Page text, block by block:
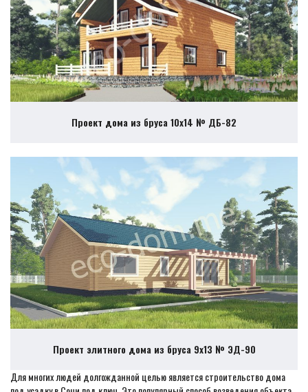
Проект дома из бруса 10х14 № ДБ-82
Проект элитного дома из бруса 9х13 № ЭД-90
Для многих людей долгожданной целью является строительство дома